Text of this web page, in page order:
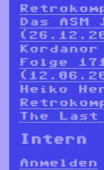
Das
Kordanor
Folge
Heiko
The
Intern
Anmelden